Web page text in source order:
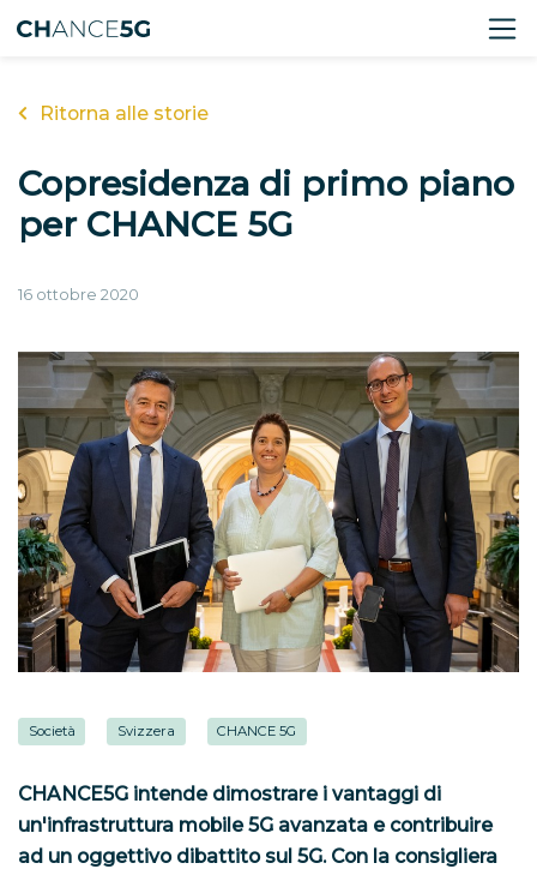
Ritorna alle storie
Copresidenza di primo piano
per CHANCE 5G
16 ottobre 2020
Società Svizzera CHANCE 5G
CHANCE5G intende dimostrare i vantaggi di
un'infrastruttura mobile 5G avanzata e contribuire
ad un oggettivo dibattito sul 5G. Con la consigliera